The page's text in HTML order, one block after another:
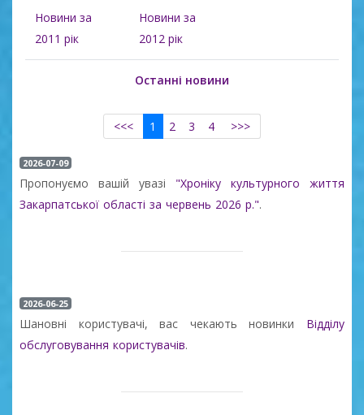
Новини за
2011 рік
Новини за
2012 рік
Останні новини
<<< 1 2 3 4 >>>
2026-07-09
Пропонуємо вашій увазі "Хроніку культурного життя
Закарпатської області за червень 2026 р.".
2026-06-25
Шановні користувачі, вас чекають новинки Відділу
обслуговування користувачів.